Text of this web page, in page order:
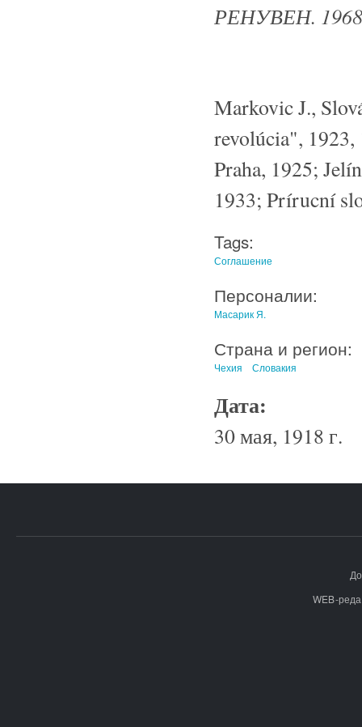
РЕНУВЕН.
Markovic J.,
revolúcia", 1923,
Praha, 1925;
1933; Prírucní
Tags:
Соглашение
Персоналии:
Масарик Я.
Страна и регион:
Чехия Словакия
Дата:
30 мая, 1918 г.
WEB-